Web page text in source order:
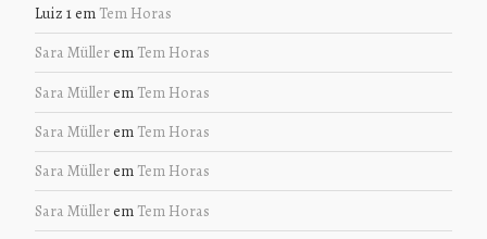
Luiz 1em Tem Horas
Sara Müllerem Tem Horas
Sara Müllerem Tem Horas
Sara Müllerem Tem Horas
Sara Müllerem Tem Horas
Sara Müllerem Tem Horas